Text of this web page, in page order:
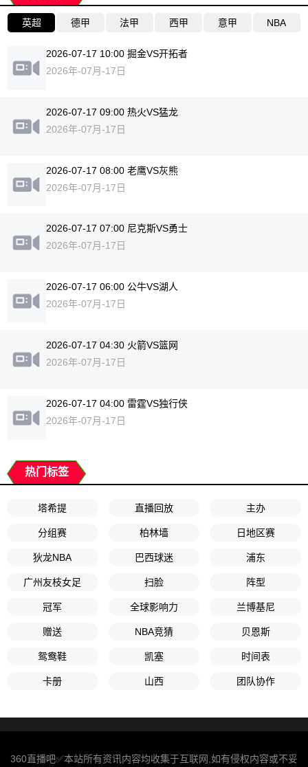
英超 德甲 法甲 西甲 意甲 NBA
2026-07-17 10:00 掘金VS开拓者
2026年-07月-17日
2026-07-17 09:00 热火VS猛龙
2026年-07月-17日
2026-07-17 08:00 老鹰VS灰熊
2026年-07月-17日
2026-07-17 07:00 尼克斯VS勇士
2026年-07月-17日
2026-07-17 06:00 公牛VS湖人
2026年-07月-17日
2026-07-17 04:30 火箭VS篮网
2026年-07月-17日
2026-07-17 04:00 雷霆VS独行侠
2026年-07月-17日
热门标签
塔希提 直播回放 主办
分组赛 柏林墙 日地区赛
狄龙NBA 巴西球迷 浦东
广州友枝女足 扫脸 阵型
冠军 全球影响力 兰博基尼
赠送 NBA竞猜 贝恩斯
鸳鸯鞋 凯塞 时间表
卡册 山西 团队协作
360直播吧✅本站所有资讯内容均收集于互联网,如有侵权内容或不妥